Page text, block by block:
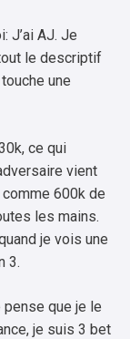
J’ai AJ. Je
le descriptif
une
ce qui
vient
600k de
les mains.
je vois une
3.
que je le
je suis 3 bet